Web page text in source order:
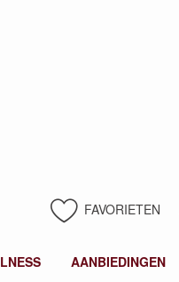
FAVORIETEN
AANBIEDINGEN